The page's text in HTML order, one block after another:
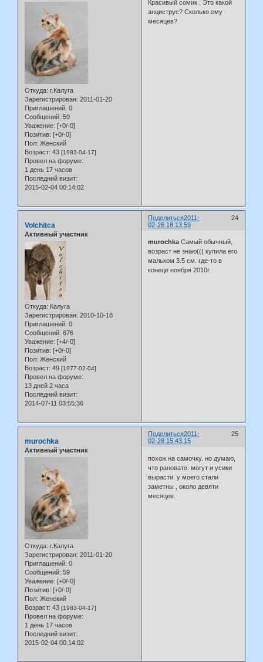
Откуда: г.Калуга
Зарегистрирован: 2011-01-20
Приглашений: 0
Сообщений: 59
Уважение: [+0/-0]
Позитив: [+0/-0]
Пол: Женский
Возраст: 43 [1983-04-17]
Провел на форуме:
1 день 17 часов
Последний визит:
2015-02-04 00:14:02
Красивый сомик . Это какой
анциструс? Сколько ему
месяцев?
Поделиться 24
2011-
02-26 18:13:59
Volchitca
Активный участник
Откуда: Калуга
Зарегистрирован: 2010-10-18
Приглашений: 0
Сообщений: 676
Уважение: [+4/-0]
Позитив: [+0/-0]
Пол: Женский
Возраст: 49 [1977-02-04]
Провел на форуме:
13 дней 2 часа
Последний визит:
2014-07-11 03:55:36
murochka Самый обычный,
возраст не знаю((( купила его
мальком 3.5 см. где-то в
конеце ноября 2010г.
Поделиться 25
2011-
02-28 15:43:15
murochka
Активный участник
Откуда: г.Калуга
Зарегистрирован: 2011-01-20
Приглашений: 0
Сообщений: 59
Уважение: [+0/-0]
Позитив: [+0/-0]
Пол: Женский
Возраст: 43 [1983-04-17]
Провел на форуме:
1 день 17 часов
Последний визит:
2015-02-04 00:14:02
похож на самочку. но думаю,
что рановато. могут и усики
вырасти. у моего стали
заметны , около девяти
месяцев.